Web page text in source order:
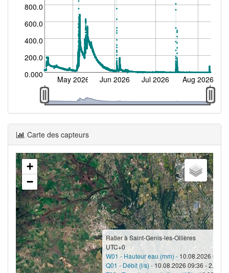
0.000
200.0
400.0
600.0
800.0
May 2026 Jun 2026 Jul 2026 Aug 2026
Carte des capteurs
Ratier à Saint-Genis-les-Ollières
UTC+0
W01 - Hauteur eau (mm) - 10.08.2026
Q01 - Débit (l/s) - 10.08.2026 09:36 - 2.9
+
−